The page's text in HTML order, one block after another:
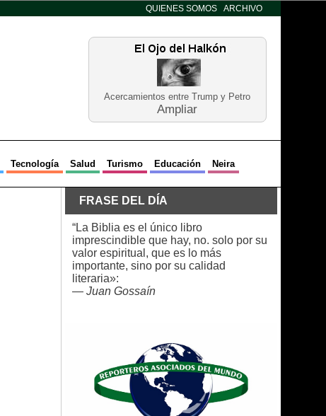
QUIENES SOMOS ARCHIVO
Acercamientos entre Trump y Petro
Ampliar
Tecnología Salud Turismo Educación Neira
FRASE DEL DÍA
“La Biblia es el único libro
imprescindible que hay, no. solo por su
valor espiritual, que es lo más
importante, sino por su calidad
literaria»:
— Juan Gossaín